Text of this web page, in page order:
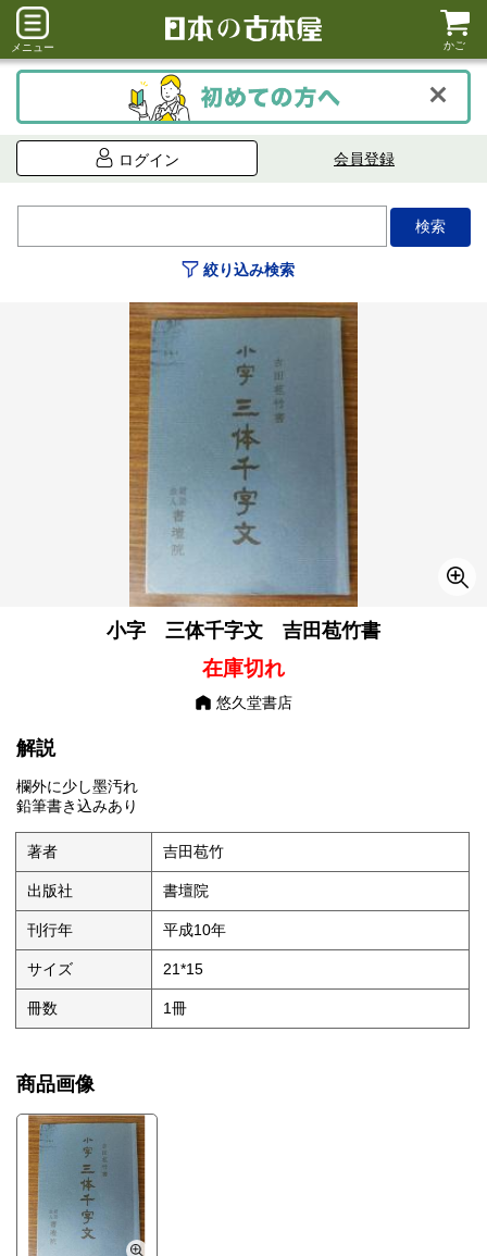
メニュー かご
ログイン 会員登録
絞り込み検索
小字 三体千字文 吉田苞竹書
在庫切れ
悠久堂書店
解説
欄外に少し墨汚れ
鉛筆書き込みあり
著者 吉田苞竹
出版社 書壇院
刊行年 平成10年
サイズ 21*15
冊数 1冊
商品画像